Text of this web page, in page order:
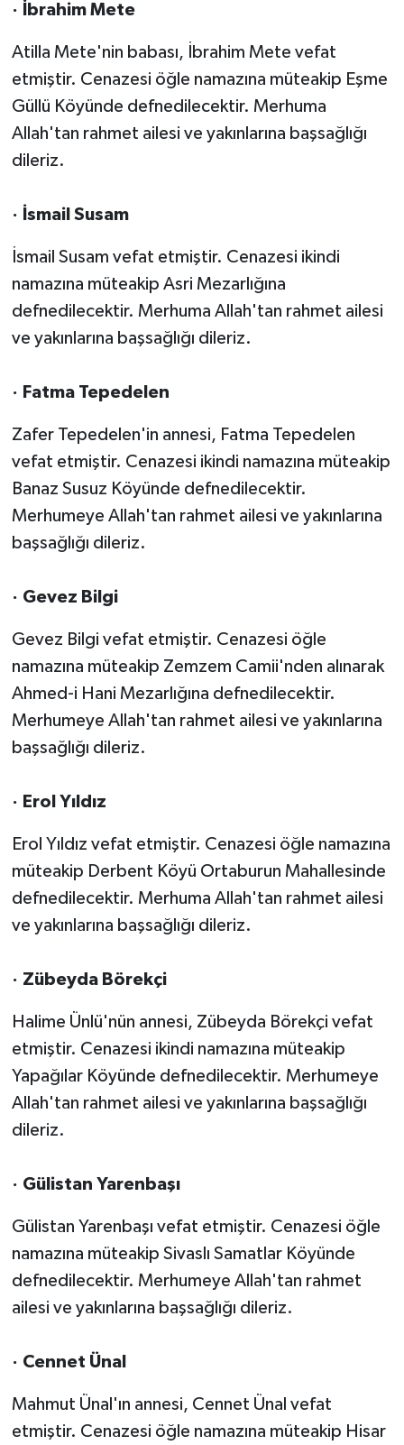
· İbrahim Mete
Atilla Mete'nin babası, İbrahim Mete vefat
etmiştir. Cenazesi öğle namazına müteakip Eşme
Güllü Köyünde defnedilecektir. Merhuma
Allah'tan rahmet ailesi ve yakınlarına başsağlığı
dileriz.
· İsmail Susam
İsmail Susam vefat etmiştir. Cenazesi ikindi
namazına müteakip Asri Mezarlığına
defnedilecektir. Merhuma Allah'tan rahmet ailesi
ve yakınlarına başsağlığı dileriz.
· Fatma Tepedelen
Zafer Tepedelen'in annesi, Fatma Tepedelen
vefat etmiştir. Cenazesi ikindi namazına müteakip
Banaz Susuz Köyünde defnedilecektir.
Merhumeye Allah'tan rahmet ailesi ve yakınlarına
başsağlığı dileriz.
· Gevez Bilgi
Gevez Bilgi vefat etmiştir. Cenazesi öğle
namazına müteakip Zemzem Camii'nden alınarak
Ahmed-i Hani Mezarlığına defnedilecektir.
Merhumeye Allah'tan rahmet ailesi ve yakınlarına
başsağlığı dileriz.
· Erol Yıldız
Erol Yıldız vefat etmiştir. Cenazesi öğle namazına
müteakip Derbent Köyü Ortaburun Mahallesinde
defnedilecektir. Merhuma Allah'tan rahmet ailesi
ve yakınlarına başsağlığı dileriz.
· Zübeyda Börekçi
Halime Ünlü'nün annesi, Zübeyda Börekçi vefat
etmiştir. Cenazesi ikindi namazına müteakip
Yapağılar Köyünde defnedilecektir. Merhumeye
Allah'tan rahmet ailesi ve yakınlarına başsağlığı
dileriz.
· Gülistan Yarenbaşı
Gülistan Yarenbaşı vefat etmiştir. Cenazesi öğle
namazına müteakip Sivaslı Samatlar Köyünde
defnedilecektir. Merhumeye Allah'tan rahmet
ailesi ve yakınlarına başsağlığı dileriz.
· Cennet Ünal
Mahmut Ünal'ın annesi, Cennet Ünal vefat
etmiştir. Cenazesi öğle namazına müteakip Hisar